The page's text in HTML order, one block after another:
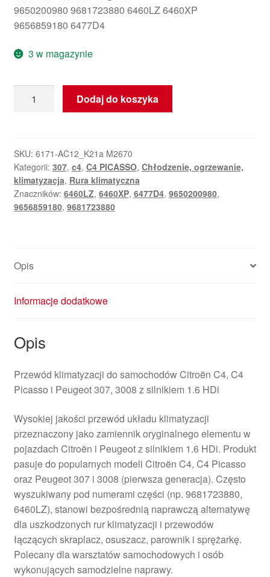
9650200980 9681723880 6460LZ 6460XP
9656859180 6477D4
3 w magazynie
Rura
C4
Peugeot
307
9681723880
6460LZ
Dodaj do koszyka
SKU: 6171-AC12_K21a M2670
Kategorii: 307, c4, C4 PICASSO, Chłodzenie, ogrzewanie,
klimatyzacja, Rura klimatyczna
Znaczników: 6460LZ, 6460XP, 6477D4, 9650200980,
9656859180, 9681723880
Opis
Informacje dodatkowe
Opis
Przewód klimatyzacji do samochodów Citroën C4, C4
Picasso i Peugeot 307, 3008 z silnikiem 1.6 HDi
Wysokiej jakości przewód układu klimatyzacji
przeznaczony jako zamiennik oryginalnego elementu w
pojazdach Citroën i Peugeot z silnikiem 1.6 HDi. Produkt
pasuje do popularnych modeli Citroën C4, C4 Picasso
oraz Peugeot 307 i 3008 (pierwsza generacja). Często
wyszukiwany pod numerami części (np. 9681723880,
6460LZ), stanowi bezpośrednią naprawczą alternatywę
dla uszkodzonych rur klimatyzacji i przewodów
łączących skraplacz, osuszacz, parownik i sprężarkę.
Polecany dla warsztatów samochodowych i osób
wykonujących samodzielne naprawy.